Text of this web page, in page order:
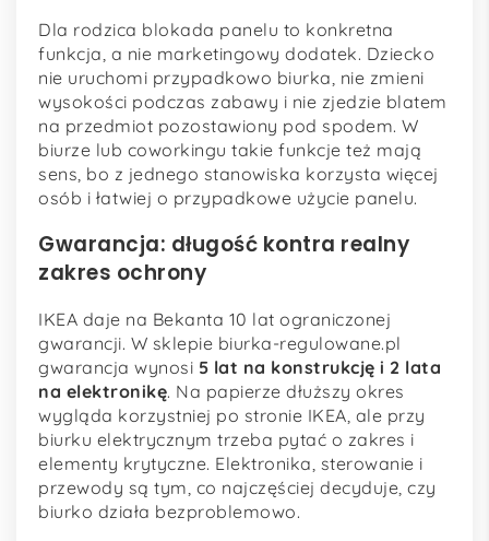
Dla rodzica blokada panelu to konkretna
funkcja, a nie marketingowy dodatek. Dziecko
nie uruchomi przypadkowo biurka, nie zmieni
wysokości podczas zabawy i nie zjedzie blatem
na przedmiot pozostawiony pod spodem. W
biurze lub coworkingu takie funkcje też mają
sens, bo z jednego stanowiska korzysta więcej
osób i łatwiej o przypadkowe użycie panelu.
Gwarancja: długość kontra realny
zakres ochrony
IKEA daje na Bekanta 10 lat ograniczonej
gwarancji. W sklepie biurka-regulowane.pl
gwarancja wynosi 5 lat na konstrukcję i 2 lata
na elektronikę. Na papierze dłuższy okres
wygląda korzystniej po stronie IKEA, ale przy
biurku elektrycznym trzeba pytać o zakres i
elementy krytyczne. Elektronika, sterowanie i
przewody są tym, co najczęściej decyduje, czy
biurko działa bezproblemowo.